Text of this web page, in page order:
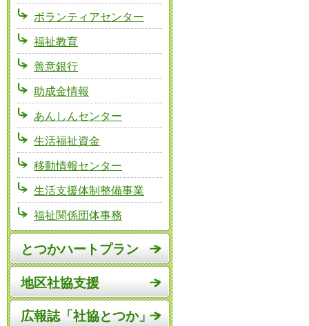
ボランティアセンター
福祉教育
善意銀行
助成金情報
あんしんセンター
生活福祉資金
移動情報センター
生活支援体制整備事業
福祉関係団体事務
とつかハートプラン
地区社協支援
広報誌「社協とつか」